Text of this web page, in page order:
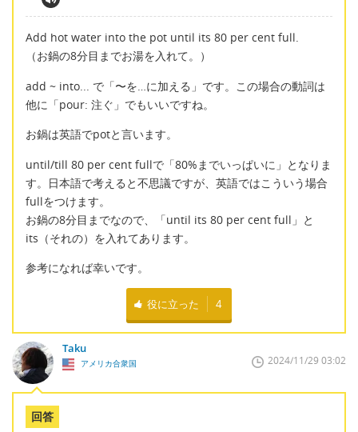
Add hot water into the pot until its 80 per cent full.
（お鍋の8分目までお湯を入れて。）
add ~ into... で「〜を…に加える」です。この場合の動詞は
他に「pour: 注ぐ」でもいいですね。
お鍋は英語でpotと言います。
until/till 80 per cent fullで「80%までいっぱいに」となりま
す。日本語で考えると不思議ですが、英語ではこういう場合
fullをつけます。
お鍋の8分目までなので、「until its 80 per cent full」と
its（それの）を入れてあります。
参考になれば幸いです。
役に立った 4
Taku
アメリカ合衆国 2024/11/29 03:02
回答